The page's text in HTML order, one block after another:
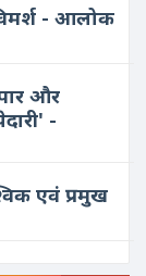
- आलोक
और
-
एवं प्रमुख